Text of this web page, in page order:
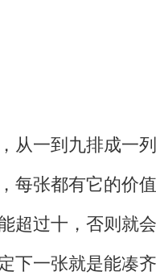
从一到九排成一
每张都有它的价
超过十，否则就
下一张就是能凑